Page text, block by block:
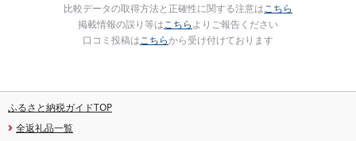
比較データの取得方法と正確性に関する注意はこちら
掲載情報の誤り等はこちらよりご報告ください
口コミ投稿はこちらから受け付けております
ふるさと納税ガイドTOP
全返礼品一覧